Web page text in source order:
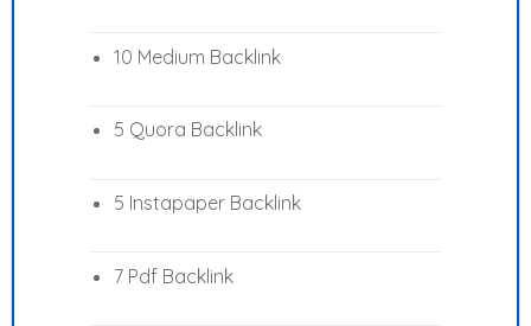
10 Medium Backlink
5 Quora Backlink
5 Instapaper Backlink
7 Pdf Backlink